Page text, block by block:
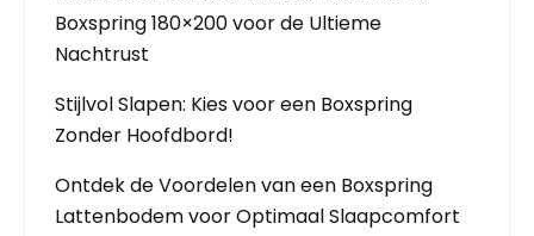
Boxspring 180×200 voor de Ultieme
Nachtrust
Stijlvol Slapen: Kies voor een Boxspring
Zonder Hoofdbord!
Ontdek de Voordelen van een Boxspring
Lattenbodem voor Optimaal Slaapcomfort